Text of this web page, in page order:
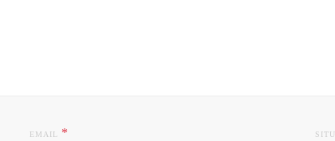
EMAIL *